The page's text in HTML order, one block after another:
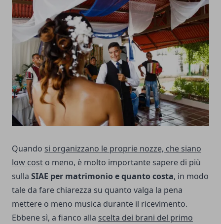
Quando si organizzano le proprie nozze, che siano
low cost o meno, è molto importante sapere di più
sulla SIAE per matrimonio e quanto costa, in modo
tale da fare chiarezza su quanto valga la pena
mettere o meno musica durante il ricevimento.
Ebbene sì, a fianco alla scelta dei brani del primo